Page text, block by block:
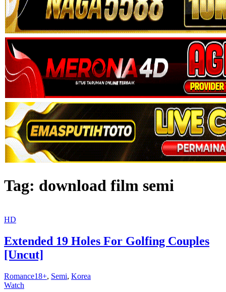
Tag: download film semi
HD
Extended 19 Holes For Golfing Couples
[Uncut]
Romance18+, Semi, Korea
Watch